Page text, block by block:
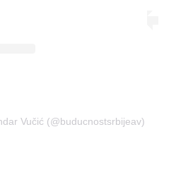
Vučić (@buducnostsrbijeav)